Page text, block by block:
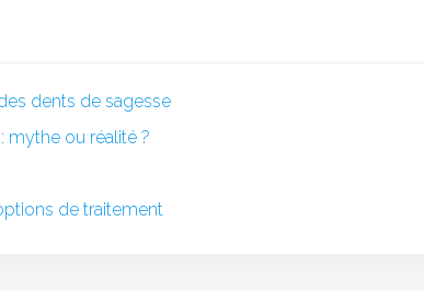
dents de sagesse
mythe ou réalité ?
de traitement